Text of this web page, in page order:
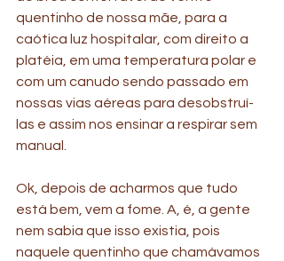
quentinho de nossa mãe, para a
caótica luz hospitalar, com direito a
platéia, em uma temperatura polar e
com um canudo sendo passado em
nossas vias aéreas para desobstruí-
las e assim nos ensinar a respirar sem
manual.
Ok, depois de acharmos que tudo
está bem, vem a fome. A, é, a gente
nem sabia que isso existia, pois
naquele quentinho que chamávamos